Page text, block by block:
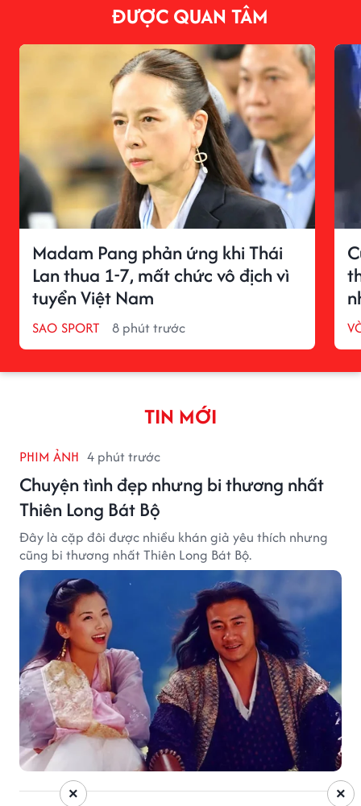
ĐƯỢC QUAN TÂM
Madam Pang phản ứng khi Thái
Lan thua 1-7, mất chức vô địch vì
tuyển Việt Nam
SAO SPORT 8 phút trước
TIN MỚI
PHIM ẢNH 4 phút trước
Chuyện tình đẹp nhưng bi thương nhất
Thiên Long Bát Bộ
Đây là cặp đôi được nhiều khán giả yêu thích nhưng
cũng bi thương nhất Thiên Long Bát Bộ.
×
×